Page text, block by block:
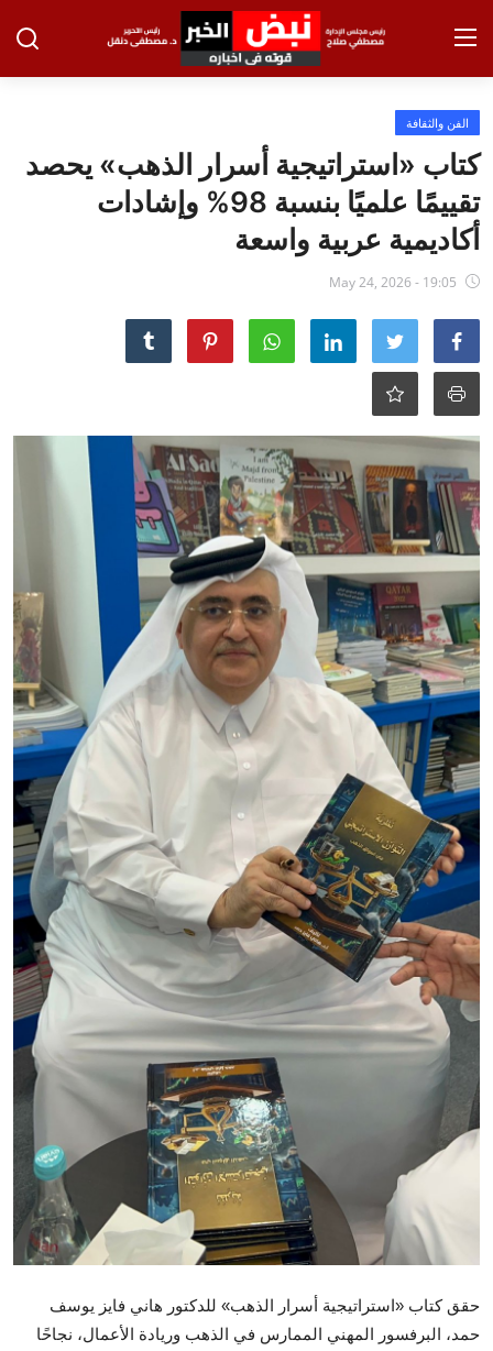
تسجيل الدخول
الرئيسية
الاخبار
الاقتصاد
الحوادث
التعليم
الفن والثقافة
تكنولوجيا وإتصالات
الرياضة
المحافظات
المجتمع والمنوعات
أراء و مقالات
فيديوهات
الفن والثقافة
كتاب «استراتيجية أسرار الذهب» يحصد
تقييمًا علميًا بنسبة 98% وإشادات
أكاديمية عربية واسعة
May 24, 2026 - 19:05
حقق كتاب «استراتيجية أسرار الذهب» للدكتور هاني فايز يوسف
حمد، البرفسور المهني الممارس في الذهب وريادة الأعمال، نجاحًا